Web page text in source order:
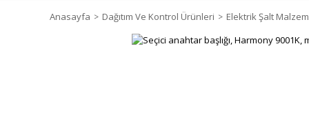
Anasayfa Dağıtım Ve Kontrol Ürünleri Elektrik Şalt